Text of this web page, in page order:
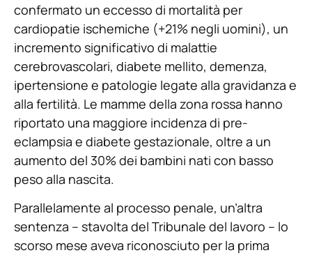
confermato un eccesso di mortalità per
cardiopatie ischemiche (+21% negli uomini), un
incremento significativo di malattie
cerebrovascolari, diabete mellito, demenza,
ipertensione e patologie legate alla gravidanza e
alla fertilità. Le mamme della zona rossa hanno
riportato una maggiore incidenza di pre-
eclampsia e diabete gestazionale, oltre a un
aumento del 30% dei bambini nati con basso
peso alla nascita.
Parallelamente al processo penale, un’altra
sentenza – stavolta del Tribunale del lavoro – lo
scorso mese aveva riconosciuto per la prima